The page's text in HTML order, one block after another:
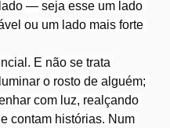
— seja esse um lado
ou um lado mais forte
E não se trata
o rosto de alguém;
com luz, realçando
contam histórias. Num